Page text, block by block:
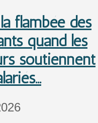
flambée des
quand les
soutiennent